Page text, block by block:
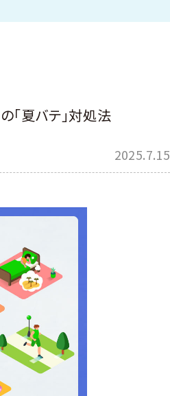
2025.7.15
「夏バテ」対処法